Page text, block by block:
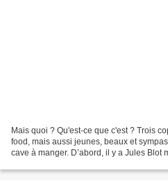
Mais quoi ? Qu'est-ce que c'est ? Trois
food, mais aussi jeunes, beaux et
cave à manger. D’abord, il y a Jules Blot